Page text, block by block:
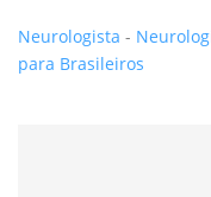
Neurologista -
para Brasileiros